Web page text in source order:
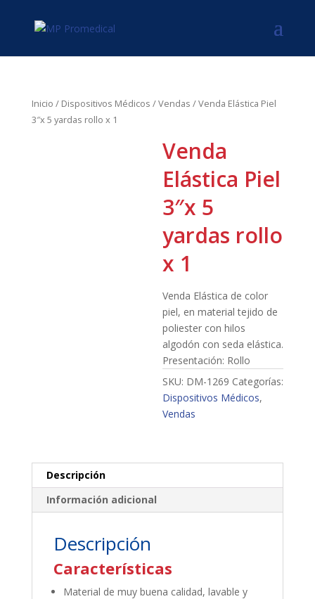
Inicio / Dispositivos Médicos /Vendas / Venda Elástica Piel
3″x 5 yardas rollo x 1
Venda
Elástica Piel
3″x 5
yardas rollo
x 1
Venda Elástica de color
piel, en material tejido de
poliester con hilos
algodón con seda elástica.
Presentación: Rollo
SKU: DM-1269 Categorías:
Dispositivos Médicos,
Vendas
Descripción
Información adicional
Descripción
Características
Material de muy buena calidad, lavable y